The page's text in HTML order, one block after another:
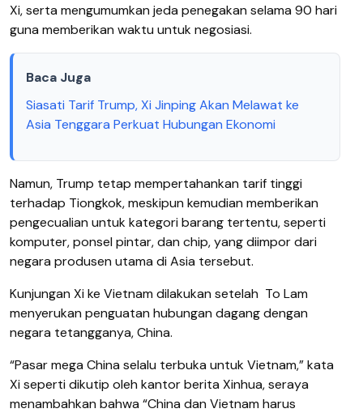
Xi, serta mengumumkan jeda penegakan selama 90 hari
guna memberikan waktu untuk negosiasi.
Baca Juga
Siasati Tarif Trump, Xi Jinping Akan Melawat ke
Asia Tenggara Perkuat Hubungan Ekonomi
Namun, Trump tetap mempertahankan tarif tinggi
terhadap Tiongkok, meskipun kemudian memberikan
pengecualian untuk kategori barang tertentu, seperti
komputer, ponsel pintar, dan chip, yang diimpor dari
negara produsen utama di Asia tersebut.
Kunjungan Xi ke Vietnam dilakukan setelah To Lam
menyerukan penguatan hubungan dagang dengan
negara tetangganya, China.
“Pasar mega China selalu terbuka untuk Vietnam,” kata
Xi seperti dikutip oleh kantor berita Xinhua, seraya
menambahkan bahwa “China dan Vietnam harus